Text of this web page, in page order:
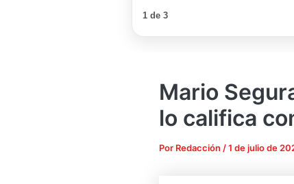
1 de 3
Mario
lo califica
Por Redacción /1 de julio de